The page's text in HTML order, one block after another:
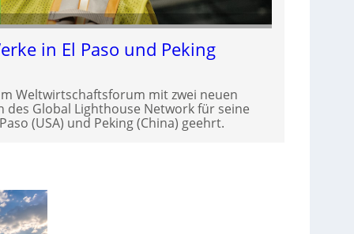
in El Paso und Peking
Weltwirtschaftsforum mit zwei neuen
des Global Lighthouse Network für seine
(USA) und Peking (China) geehrt.